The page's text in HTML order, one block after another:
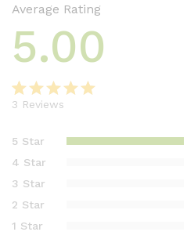
Average Rating
5.00
puanına
5
üzerinden
5.00
aldı
3 Reviews
5 Star
4 Star
3 Star
2 Star
1 Star